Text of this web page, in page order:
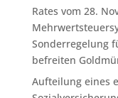
Rates vom 28.
Sonderregelung
befreiten
Aufteilung eines